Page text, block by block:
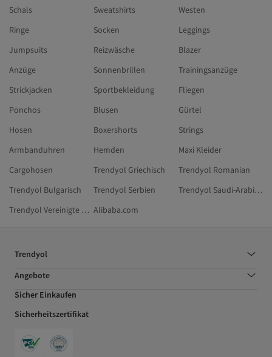
Schals
Sweatshirts
Westen
Ringe
Socken
Leggings
Jumpsuits
Reizwäsche
Blazer
Anzüge
Sonnenbrillen
Trainingsanzüge
Strickjacken
Sportbekleidung
Fliegen
Ponchos
Blusen
Gürtel
Hosen
Boxershorts
Strings
Armbanduhren
Hemden
Maxi Kleider
Cargohosen
Trendyol Griechisch
Trendyol Romanian
Trendyol Bulgarisch
Trendyol Serbien
Trendyol Saudi-Arabien
Trendyol Vereinigte Arabische Emirate Alibaba.com
Trendyol
Angebote
Sicher Einkaufen
Sicherheitszertifikat